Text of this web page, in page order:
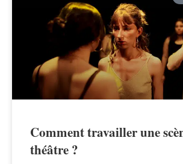
Comment travailler une
théâtre ?